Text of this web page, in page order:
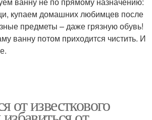
купаем домашних любимцев после
предметы – даже грязную обувь!
ванну потом приходится чистить. И
от известкового